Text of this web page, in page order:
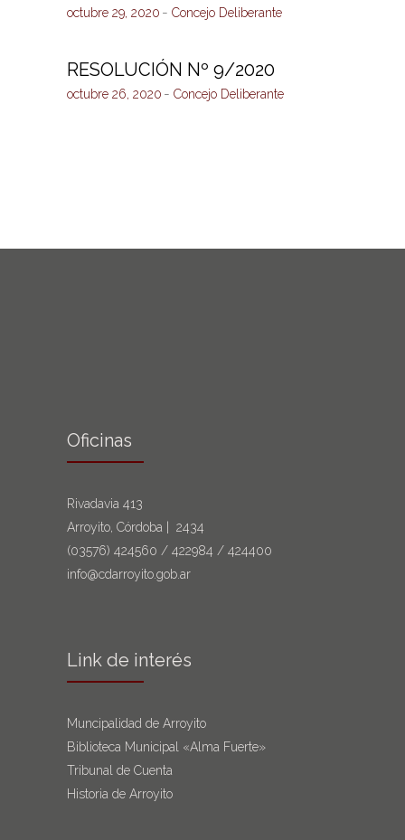
octubre 29, 2020 Concejo Deliberante
RESOLUCIÓN Nº 9/2020
octubre 26, 2020 Concejo Deliberante
Oficinas
Rivadavia 413
Arroyito, Córdoba | 2434
(03576) 424560 / 422984 / 424400
info@cdarroyito.gob.ar
Link de interés
Muncipalidad de Arroyito
Biblioteca Municipal «Alma Fuerte»
Tribunal de Cuenta
Historia de Arroyito